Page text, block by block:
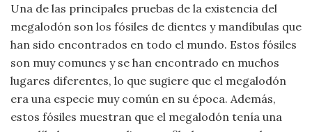
Viajar
Una de las principales pruebas de la existencia del
megalodón son los fósiles de dientes y mandíbulas que
han sido encontrados en todo el mundo. Estos fósiles
son muy comunes y se han encontrado en muchos
lugares diferentes, lo que sugiere que el megalodón
era una especie muy común en su época. Además,
estos fósiles muestran que el megalodón tenía una